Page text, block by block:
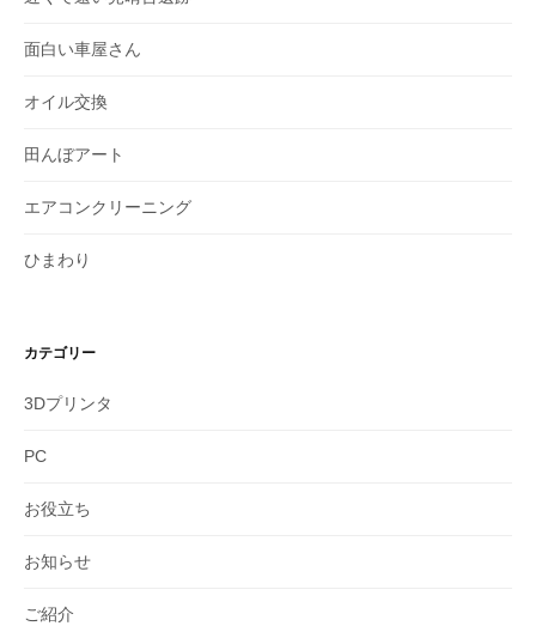
面白い車屋さん
オイル交換
田んぼアート
エアコンクリーニング
ひまわり
カテゴリー
3Dプリンタ
PC
お役立ち
お知らせ
ご紹介